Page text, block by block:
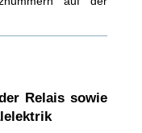
Relais sowie